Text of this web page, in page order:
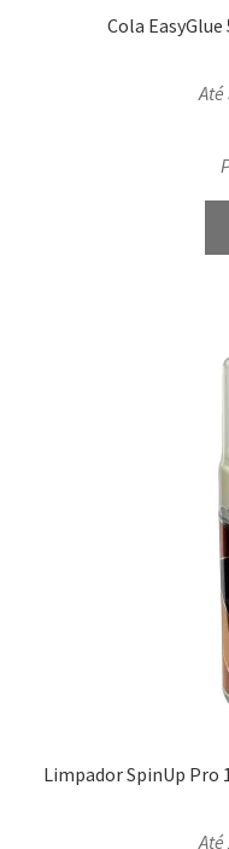
Cola
Até
Limpador SpinUp Pro
Até